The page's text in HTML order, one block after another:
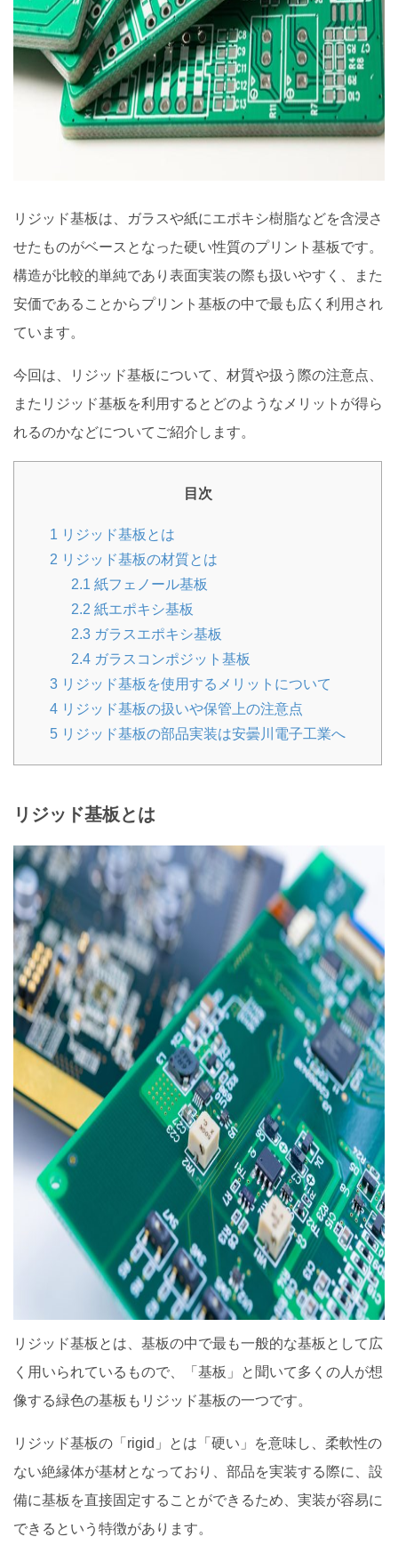
リジッド基板は、ガラスや紙にエポキシ樹脂などを含浸さ
せたものがベースとなった硬い性質のプリント基板です。
構造が比較的単純であり表面実装の際も扱いやすく、また
安価であることからプリント基板の中で最も広く利用され
ています。
今回は、リジッド基板について、材質や扱う際の注意点、
またリジッド基板を利用するとどのようなメリットが得ら
れるのかなどについてご紹介します。
目次
1 リジッド基板とは
2 リジッド基板の材質とは
2.1 紙フェノール基板
2.2 紙エポキシ基板
2.3 ガラスエポキシ基板
2.4 ガラスコンポジット基板
3 リジッド基板を使用するメリットについて
4 リジッド基板の扱いや保管上の注意点
5 リジッド基板の部品実装は安曇川電子工業へ
リジッド基板とは
リジッド基板とは、基板の中で最も一般的な基板として広
く用いられているもので、「基板」と聞いて多くの人が想
像する緑色の基板もリジッド基板の一つです。
リジッド基板の「rigid」とは「硬い」を意味し、柔軟性の
ない絶縁体が基材となっており、部品を実装する際に、設
備に基板を直接固定することができるため、実装が容易に
できるという特徴があります。